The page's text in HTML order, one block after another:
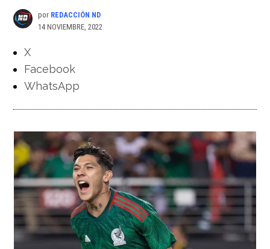
por REDACCIÓN ND
14 NOVIEMBRE, 2022
X
Facebook
WhatsApp